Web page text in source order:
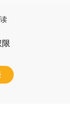
限